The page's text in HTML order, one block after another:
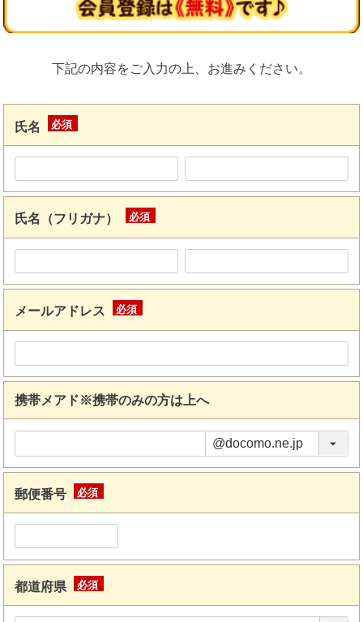
下記の内容をご入力の上、お進みください。
氏名
須)
氏名（フリガナ）
須)
メールアドレス
須)
携帯メアド※携帯のみの方は上へ
郵便番号
須)
都道府県
須)